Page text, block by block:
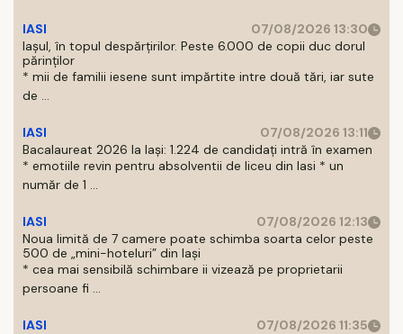
IASI
07/08/2026 13:30
Iașul, în topul despărțirilor. Peste 6.000 de copii duc dorul
părinților
* mii de familii iesene sunt impărtite intre două tări, iar sute
de ...
IASI
07/08/2026 13:11
Bacalaureat 2026 la Iași: 1.224 de candidați intră în examen
* emotiile revin pentru absolventii de liceu din Iasi * un
număr de 1 ...
IASI
07/08/2026 12:13
Noua limită de 7 camere poate schimba soarta celor peste
500 de „mini-hoteluri” din Iași
* cea mai sensibilă schimbare ii vizează pe proprietarii
persoane fi ...
IASI
07/08/2026 11:35